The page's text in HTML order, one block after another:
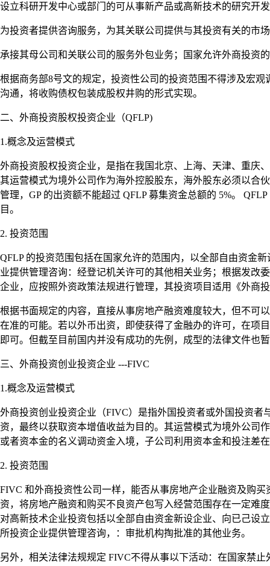
设立科研开发中心或部门的可从事新产品或高新技术的研究开
为投资者提供咨询服务，为其关联公司提供与其投资有关的市
承接其母公司和关联公司的服务外包业务；国家允许外商投资
根据商务部8号文的规定，投资性公司的投资范围不得涉及宏
沟通，将收购债权包装成股权井购的形式实现。
二、外商投资股权投资企业（QFLP)
1.概念及运营模式
外商投资股权投资企业，是指在我国北京、上海、天津、重庆
其运营模式为境外公司作为海外控股股东，海外股东必须以合
管理，GP 的出资额不能超过 QFLP 募集资金总额的 5%。
目。
2. 投资范围
QFLP 的投资范围包括在国家允许的范围内，以全部自由资金
业提供管理咨询：经登记机关许可的其他相关业务；根据发改
企业，应按照外资政策法规进行管理，其投资项目适用《外商
根据书面规定的内容，直接从事房地产融资难度较大，但不可
在准的可能。若以外币出资，即使获得了金融办的许可，在项
即可。但截至目前国内并没有成功的先例，成型的法律文件也
三、外商投资创业投资企业 ---FIVC
1.概念及运营模式
外商投资创业投资企业（FIVC）是指外国投资者或外国投资
资，最终以获取资本增值收益为目的。其运营模式为境外公司
或者资本金的名义调动资金入境，子公司利用资本金和投注差
2. 投资范围
FIVC 和外商投资性公司一样，能否从事房地产企业融资及购
资，将房地产融资和购买不良资产包写入经营范围存在一定难
对高新技术企业投资包括以全部自由资金新设企业、向已己设
所投资企业提供管理咨询，：审批机构掏批准的其他业务。
另外，相关法律法规规定 FIVC不得从事以下活动：在国家禁